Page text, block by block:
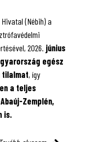
(Nébih) a
2026. június
egész
, így
a teljes
Zemplén,
is.